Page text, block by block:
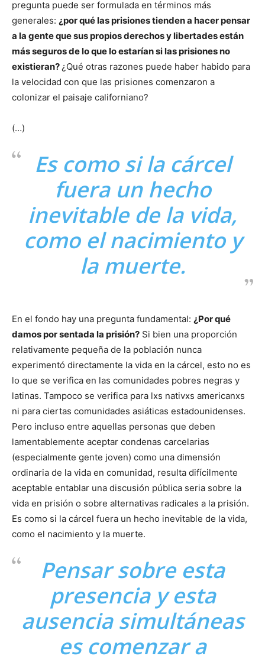
pregunta puede ser formulada en términos más
generales: ¿por qué las prisiones tienden a hacer pensar
a la gente que sus propios derechos y libertades están
más seguros de lo que lo estarían si las prisiones no
existieran? ¿Qué otras razones puede haber habido para
la velocidad con que las prisiones comenzaron a
colonizar el paisaje californiano?
(…)
Es como si la cárcel
fuera un hecho
inevitable de la vida,
como el nacimiento y
la muerte.
En el fondo hay una pregunta fundamental: ¿Por qué
damos por sentada la prisión? Si bien una proporción
relativamente pequeña de la población nunca
experimentó directamente la vida en la cárcel, esto no es
lo que se verifica en las comunidades pobres negras y
latinas. Tampoco se verifica para lxs nativxs americanxs
ni para ciertas comunidades asiáticas estadounidenses.
Pero incluso entre aquellas personas que deben
lamentablemente aceptar condenas carcelarias
(especialmente gente joven) como una dimensión
ordinaria de la vida en comunidad, resulta difícilmente
aceptable entablar una discusión pública seria sobre la
vida en prisión o sobre alternativas radicales a la prisión.
Es como si la cárcel fuera un hecho inevitable de la vida,
como el nacimiento y la muerte.
Pensar sobre esta
presencia y esta
ausencia simultáneas
es comenzar a